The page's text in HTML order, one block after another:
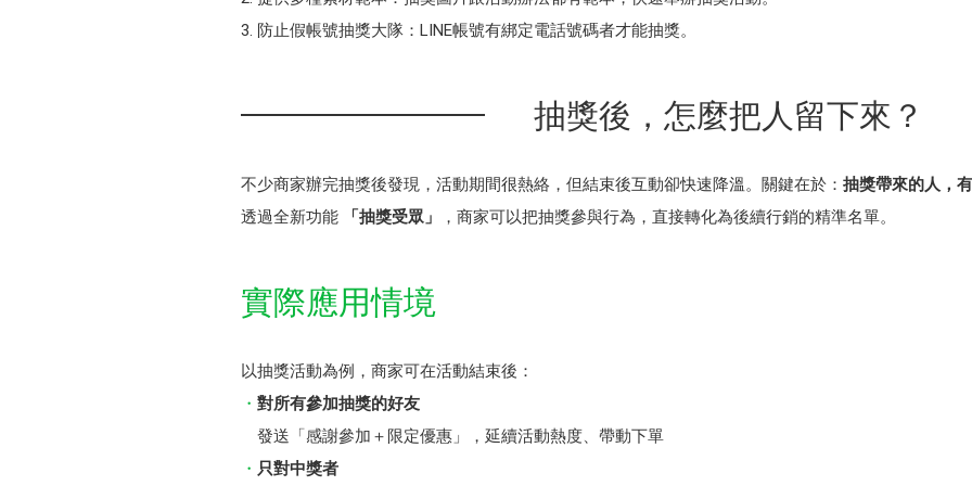
防止假帳號抽獎大隊：LINE帳號有綁定電話號碼者才能抽獎。
抽獎後，怎麼把人留下來？
不少商家辦完抽獎後發現，活動期間很熱絡，但結束後互動卻快速降溫。關鍵在於： 抽獎帶來的人，
透過全新功能
「抽獎受眾」 ，商家可以把抽獎參與行為，直接轉化為後續行銷的精準名單。
實際應用情境
以抽獎活動為例，商家可在活動結束後：
對所有參加抽獎的好友
發送「感謝參加＋限定優惠」，延續活動熱度、帶動下單
只對中獎者